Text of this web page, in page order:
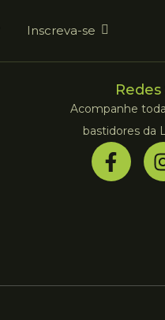
Inscreva-se
Redes
Acompanhe
bastidores da